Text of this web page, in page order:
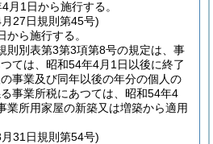
月1日から施行する。
27日規則第45号)
から施行する。
則別表第3第3項第8号の規定は、事
ては、昭和54年4月1日以後に終了
事業及び同年以後の年分の個人の
事業所税にあつては、昭和54年4
業所用家屋の新築又は増築から適用
31日規則第54号)